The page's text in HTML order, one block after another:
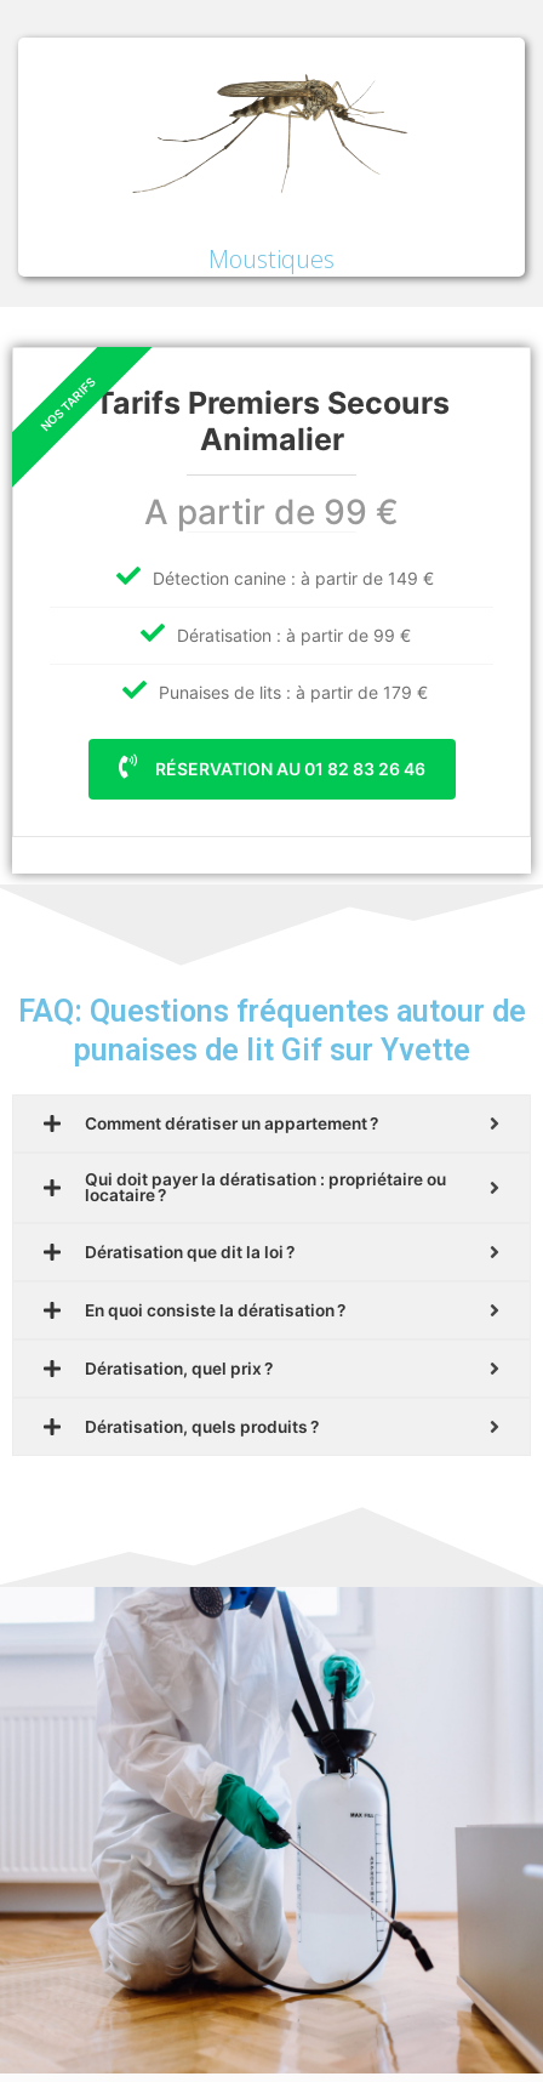
Moustiques
Tarifs Premiers Secours
Animalier
A partir de 99 €
Détection canine : à partir de 149 €
Dératisation : à partir de 99 €
Punaises de lits : à partir de 179 €
RÉSERVATION AU 01 82 83 26 46
FAQ: Questions fréquentes autour de
punaises de lit Gif sur Yvette
Comment dératiser un appartement ?
Qui doit payer la dératisation : propriétaire ou
locataire ?
Dératisation que dit la loi ?
En quoi consiste la dératisation ?
Dératisation, quel prix ?
Dératisation, quels produits ?